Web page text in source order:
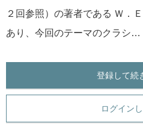
２回参照）の著者である Ｗ．
あり、今回のテーマのクラシ…
登録して続
ログイン